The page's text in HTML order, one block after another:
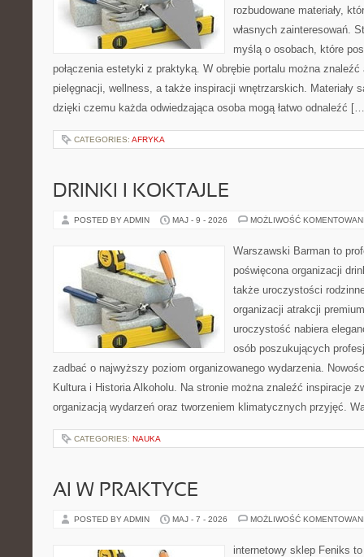
rozbudowane materiały,
własnych zainteresowań.
myślą o osobach, które
połączenia estetyki z praktyką. W obrębie portalu można
pielęgnacji, wellness, a także inspiracji wnętrzarskich. Materiały
dzięki czemu każda odwiedzająca osoba mogą łatwo odnaleźć
CATEGORIES: AFRYKA
DRINKI I KOKTAJLE
POSTED BY ADMIN MAJ - 9 - 2026 MOŻLIWOŚĆ
Warszawski Barman to
poświęcona organizacji
także uroczystości
organizacji atrakcji
uroczystość nabiera
osób poszukujących
zadbać o najwyższy poziom organizowanego wydarzenia.
Kultura i Historia Alkoholu. Na stronie można znaleźć inspiracje
organizacją wydarzeń oraz tworzeniem klimatycznych przyjęć.
CATEGORIES: NAUKA
AI W PRAKTYCE
POSTED BY ADMIN MAJ - 7 - 2026 MOŻLIWOŚĆ
internetowy sklep Feniks